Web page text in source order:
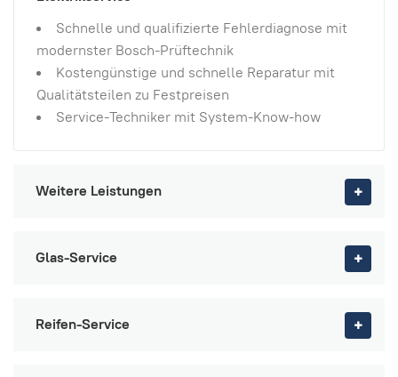
Schnelle und qualifizierte Fehlerdiagnose mit
modernster Bosch-Prüftechnik
Kostengünstige und schnelle Reparatur mit
Qualitätsteilen zu Festpreisen
Service-Techniker mit System-Know-how
Weitere Leistungen
Glas-Service
Reifen-Service